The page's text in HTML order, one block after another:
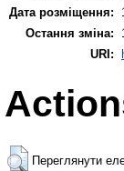
Дата розміщення:
Остання зміна:
URI:
Переглянути